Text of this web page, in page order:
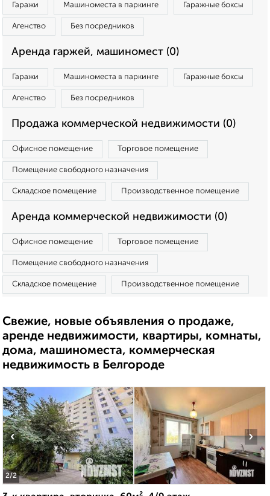
Гаражи Машиноместа в паркинге Гаражные боксы
Агенство Без посредников
Аренда гаржей, машиномест (0)
Гаражи Машиноместа в паркинге Гаражные боксы
Агенство Без посредников
Продажа коммерческой недвижимости (0)
Офисное помещение Торговое помещение
Помещение свободного назначения
Складское помещение Производственное помещение
Аренда коммерческой недвижимости (0)
Офисное помещение Торговое помещение
Помещение свободного назначения
Складское помещение Производственное помещение
Свежие, новые объявления о продаже,
аренде недвижимости, квартиры, комнаты,
дома, машиноместа, коммерческая
недвижимость в Белгороде
2/2
‹ ›